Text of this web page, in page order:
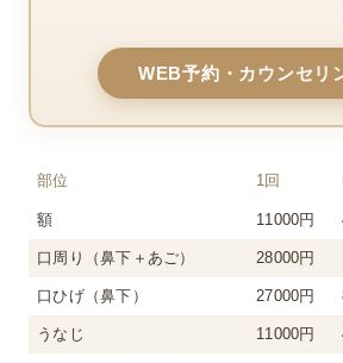
WEB予約・カウンセリ
部位 1回
額 11000円
口周り（鼻下＋あご） 28000円
口ひげ（鼻下） 27000円
うなじ 11000円